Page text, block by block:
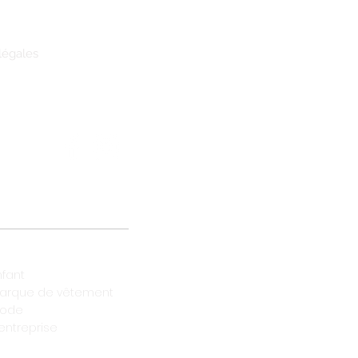
de vêtement